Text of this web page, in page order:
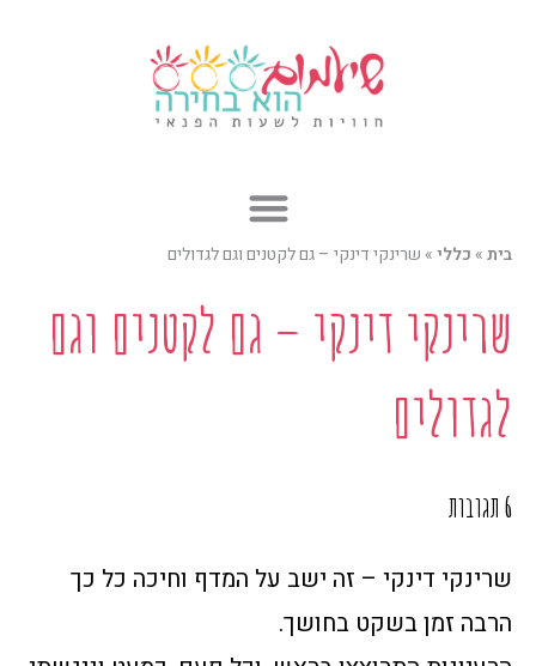
בית» כללי» שרינקי דינקי – גם לקטנים וגם לגדולים
שרינקי דינקי – גם לקטנים וגם
לגדולים
6 תגובות
שרינקי דינקי – זה ישב על המדף וחיכה כל כך
הרבה זמן בשקט בחושך.